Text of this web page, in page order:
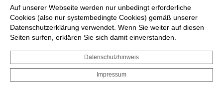
Auf unserer Webseite werden nur unbedingt erforderliche
Cookies (also nur systembedingte Cookies) gemäß unserer
Datenschutzerklärung verwendet. Wenn Sie weiter auf diesen
Seiten surfen, erklären Sie sich damit einverstanden.
Datenschutzhinweis
Impressum
Ganztag
Infos zur Drohnennutzung
Starkregengefahrenkarte
Serviceportal für Bürger*innen